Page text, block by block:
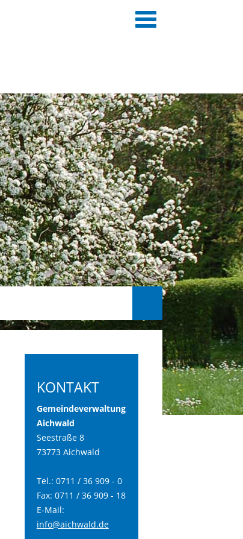
KONTAKT
Gemeindeverwaltung
Aichwald
Seestraße 8
73773 Aichwald
Tel.: 0711 / 36 909 - 0
Fax: 0711 / 36 909 - 18
E-Mail:
info@aichwald.de